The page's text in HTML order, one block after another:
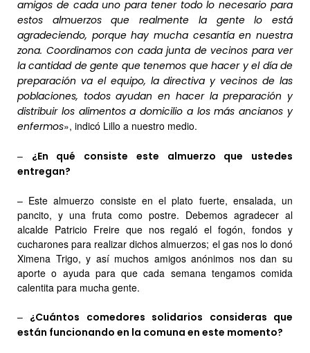
amigos de cada uno para tener todo lo necesario para
estos almuerzos que realmente la gente lo está
agradeciendo, porque hay mucha cesantía en nuestra
zona. Coordinamos con cada junta de vecinos para ver
la cantidad de gente que tenemos que hacer y el día de
preparación va el equipo, la directiva y vecinos de las
poblaciones, todos ayudan en hacer la preparación y
distribuir los alimentos a domicilio a los más ancianos y
enfermos», indicó Lillo a nuestro medio.
– ¿En qué consiste este almuerzo que ustedes
entregan?
– Este almuerzo consiste en el plato fuerte, ensalada, un
pancito, y una fruta como postre. Debemos agradecer al
alcalde Patricio Freire que nos regaló el fogón, fondos y
cucharones para realizar dichos almuerzos; el gas nos lo donó
Ximena Trigo, y así muchos amigos anónimos nos dan su
aporte o ayuda para que cada semana tengamos comida
calentita para mucha gente.
– ¿Cuántos comedores solidarios consideras que
están funcionando en la comuna en este momento?